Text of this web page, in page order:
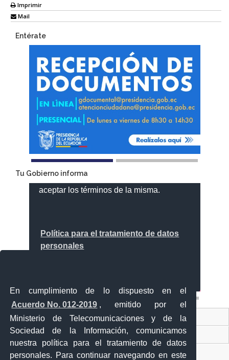
En cumplimiento de lo dispuesto en el
Acuerdo No. 012-2019 , emitido por el
Ministerio de Telecomunicaciones y de la
Sociedad de la Información, comunicamos
nuestra política para el tratamiento de datos
personales. Para continuar navegando en este
Imprimir
Mail
Entérate
Tu Gobierno informa
Contacto Ciudadano
Ventanilla Única de Comercio Exterior
Sistema Nacional de Información (SNI)